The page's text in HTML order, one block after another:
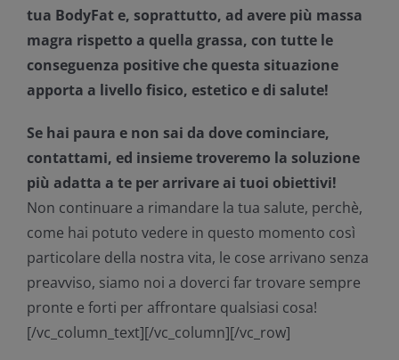
tua BodyFat e, soprattutto, ad avere più massa
magra rispetto a quella grassa, con tutte le
conseguenza positive che questa situazione
apporta a livello fisico, estetico e di salute!
Se hai paura e non sai da dove cominciare,
contattami, ed insieme troveremo la soluzione
più adatta a te per arrivare ai tuoi obiettivi!
Non continuare a rimandare la tua salute, perchè,
come hai potuto vedere in questo momento così
particolare della nostra vita, le cose arrivano senza
preavviso, siamo noi a doverci far trovare sempre
pronte e forti per affrontare qualsiasi cosa!
[/vc_column_text][/vc_column][/vc_row]